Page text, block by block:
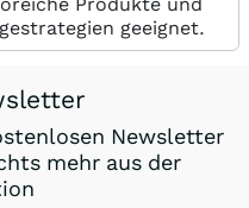
geeignet.
Newsletter
mehr aus der